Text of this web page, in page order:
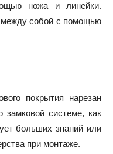
ножа и линейки.
между собой с помощью
покрытия нарезан
замковой системе, как
больших знаний или
при монтаже.